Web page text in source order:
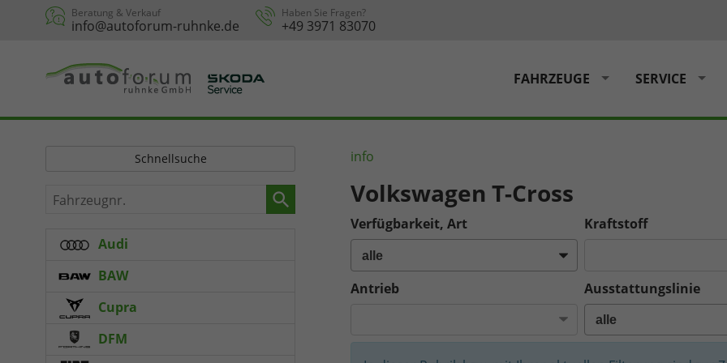
Beratung & Verkauf
info@autoforum-ruhnke.de
Haben Sie Fragen?
+49 3971 83070
FAHRZEUGE SERVICE
info
Volkswagen T-Cross
Verfügbarkeit, Art Kraftstoff
Antrieb Ausstattungslinie
Schnellsuche
Fahrzeugnr.
Audi
BAW
Cupra
DFM